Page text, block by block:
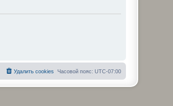
Часовой пояс: UTC-07:00
Удалить cookies